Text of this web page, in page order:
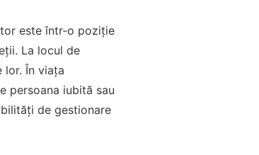
este într-o poziție
La locul de
lor. În viața
persoana iubită sau
de gestionare